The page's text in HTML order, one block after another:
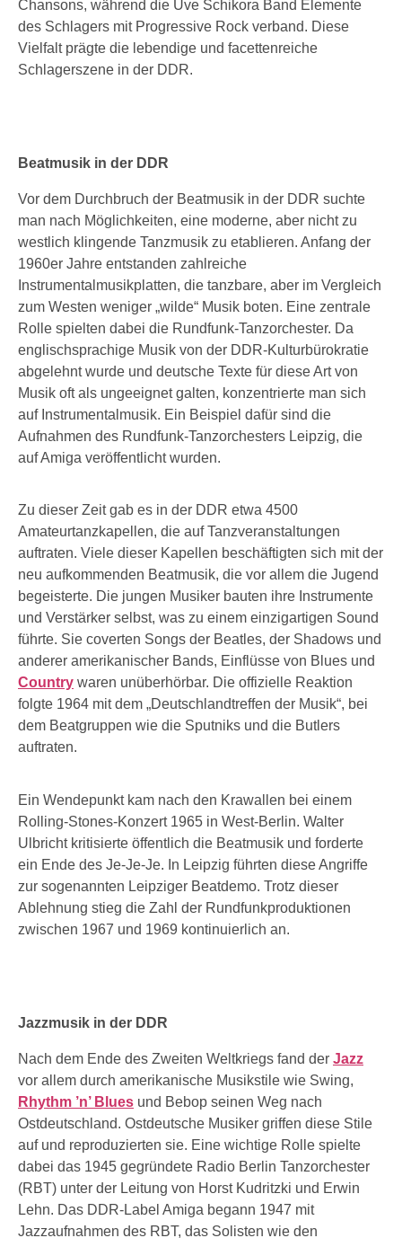
Chansons, während die Uve Schikora Band Elemente
des Schlagers mit Progressive Rock verband. Diese
Vielfalt prägte die lebendige und facettenreiche
Schlagerszene in der DDR.
Beatmusik in der DDR
Vor dem Durchbruch der Beatmusik in der DDR suchte
man nach Möglichkeiten, eine moderne, aber nicht zu
westlich klingende Tanzmusik zu etablieren. Anfang der
1960er Jahre entstanden zahlreiche
Instrumentalmusikplatten, die tanzbare, aber im Vergleich
zum Westen weniger „wilde“ Musik boten. Eine zentrale
Rolle spielten dabei die Rundfunk-Tanzorchester. Da
englischsprachige Musik von der DDR-Kulturbürokratie
abgelehnt wurde und deutsche Texte für diese Art von
Musik oft als ungeeignet galten, konzentrierte man sich
auf Instrumentalmusik. Ein Beispiel dafür sind die
Aufnahmen des Rundfunk-Tanzorchesters Leipzig, die
auf Amiga veröffentlicht wurden.
Zu dieser Zeit gab es in der DDR etwa 4500
Amateurtanzkapellen, die auf Tanzveranstaltungen
auftraten. Viele dieser Kapellen beschäftigten sich mit der
neu aufkommenden Beatmusik, die vor allem die Jugend
begeisterte. Die jungen Musiker bauten ihre Instrumente
und Verstärker selbst, was zu einem einzigartigen Sound
führte. Sie coverten Songs der Beatles, der Shadows und
anderer amerikanischer Bands, Einflüsse von Blues und
Country waren unüberhörbar. Die offizielle Reaktion
folgte 1964 mit dem „Deutschlandtreffen der Musik“, bei
dem Beatgruppen wie die Sputniks und die Butlers
auftraten.
Ein Wendepunkt kam nach den Krawallen bei einem
Rolling-Stones-Konzert 1965 in West-Berlin. Walter
Ulbricht kritisierte öffentlich die Beatmusik und forderte
ein Ende des Je-Je-Je. In Leipzig führten diese Angriffe
zur sogenannten Leipziger Beatdemo. Trotz dieser
Ablehnung stieg die Zahl der Rundfunkproduktionen
zwischen 1967 und 1969 kontinuierlich an.
Jazzmusik in der DDR
Nach dem Ende des Zweiten Weltkriegs fand der Jazz
vor allem durch amerikanische Musikstile wie Swing,
Rhythm ’n’ Blues und Bebop seinen Weg nach
Ostdeutschland. Ostdeutsche Musiker griffen diese Stile
auf und reproduzierten sie. Eine wichtige Rolle spielte
dabei das 1945 gegründete Radio Berlin Tanzorchester
(RBT) unter der Leitung von Horst Kudritzki und Erwin
Lehn. Das DDR-Label Amiga begann 1947 mit
Jazzaufnahmen des RBT, das Solisten wie den